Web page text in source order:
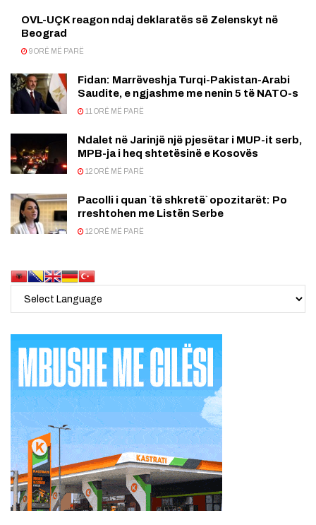
OVL-UÇK reagon ndaj deklaratës së Zelenskyt në
Beograd
9 ORË MË PARË
Fidan: Marrëveshja Turqi-Pakistan-Arabi
Saudite, e ngjashme me nenin 5 të NATO-s
11 ORË MË PARË
Ndalet në Jarinjë një pjesëtar i MUP-it serb,
MPB-ja i heq shtetësinë e Kosovës
12 ORË MË PARË
Pacolli i quan `të shkretë` opozitarët: Po
rreshtohen me Listën Serbe
12 ORË MË PARË